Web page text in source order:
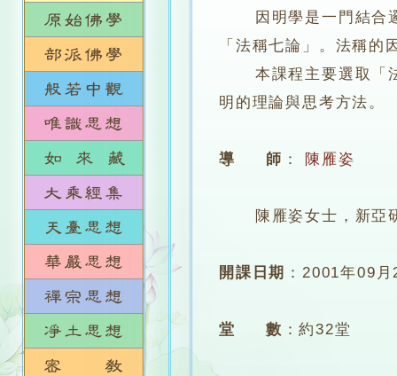
因明學是一門結合
「法稱七論」。法稱
本課程主要選取「法
明的理論與思考方法。
導 師 ： 陳雁姿
陳雁姿女士，新亞研
開課日期 ：2001年09月
堂 數 ：約32堂